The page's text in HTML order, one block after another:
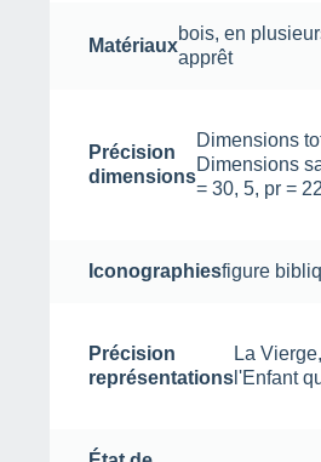
Matériaux
bois, en
apprêt
Précision
dimensions
Dimensions
Dimensions
= 30, 5, pr =
Iconographiesfigure
Précision
représentations
La
l'Enfant